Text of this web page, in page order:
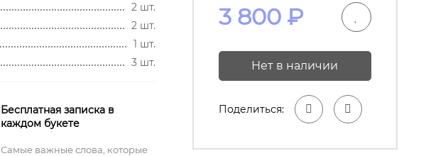
2 шт.
2 шт.
1 шт.
3 шт.
Бесплатная записка в
каждом букете
Самые важные слова, которые
3 800₽
Нет в наличии
Поделиться: